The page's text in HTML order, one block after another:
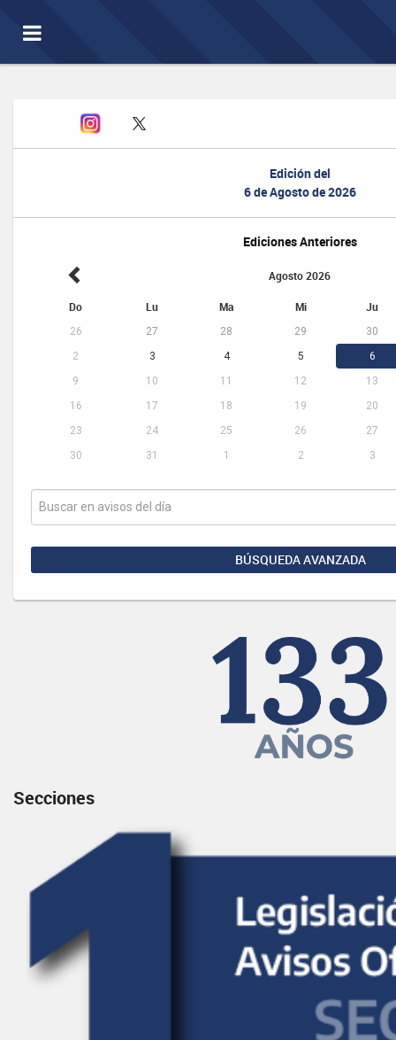
Toggle
navigation
Edición del
6 de Agosto de 2026
Ediciones Anteriores
Agosto 2026
Do Lu Ma Mi Ju
26 27 28 29
30
2
3 4 5
6
9
10 11 12
13
16
17 18 19
20
23
24 25 26
27
30
31 1 2 3
BÚSQUEDA AVANZADA
Secciones